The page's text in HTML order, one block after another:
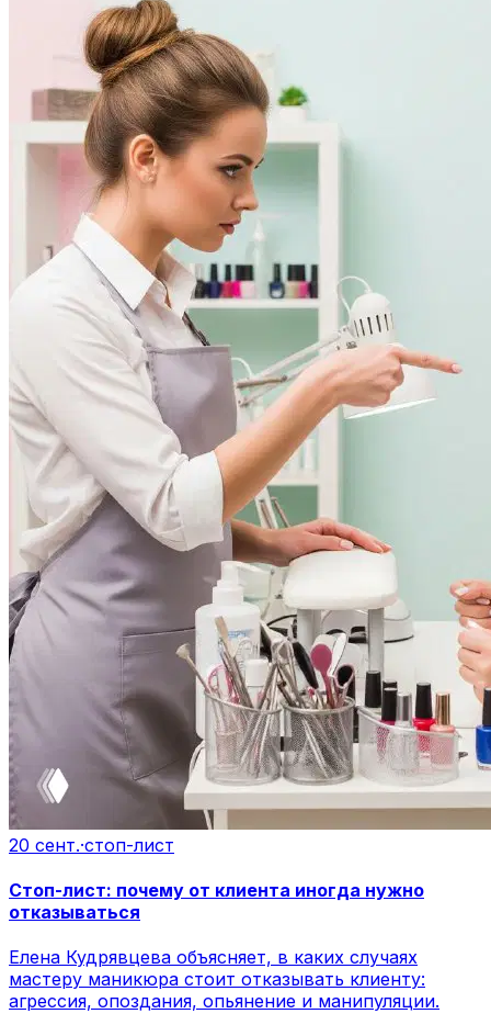
20 сент.·стоп-лист
Стоп-лист: почему от клиента иногда нужно
отказываться
Елена Кудрявцева объясняет, в каких случаях
мастеру маникюра стоит отказывать клиенту:
агрессия, опоздания, опьянение и манипуляции.